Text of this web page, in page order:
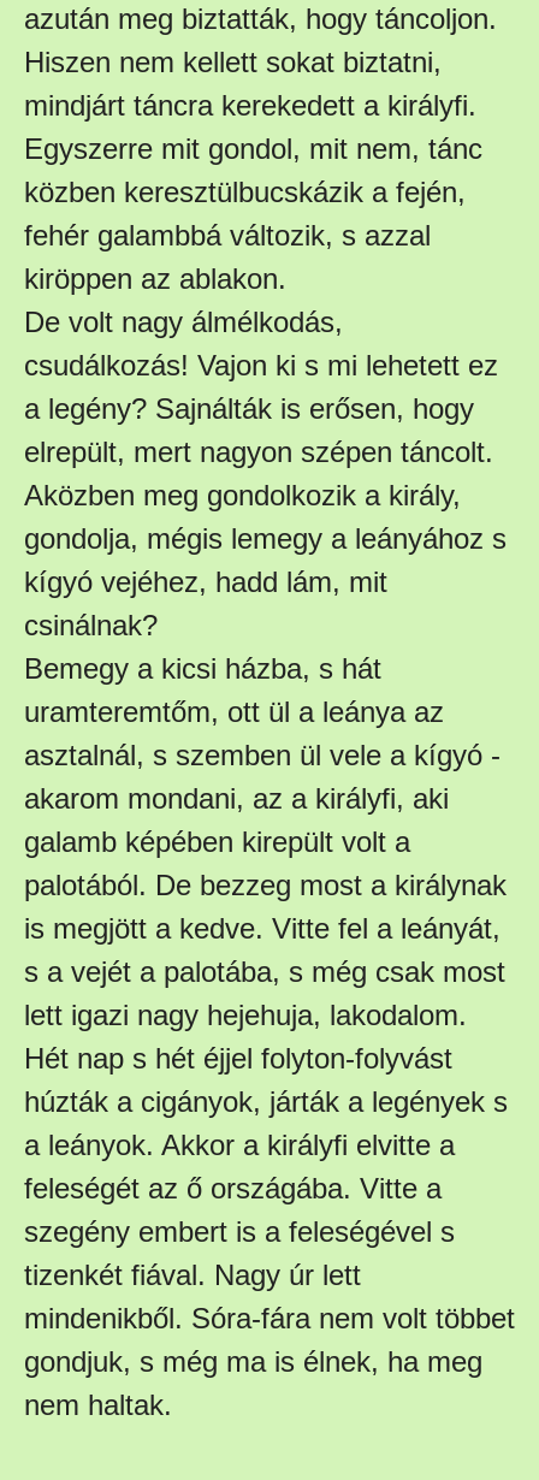
azután meg biztatták, hogy táncoljon.
Hiszen nem kellett sokat biztatni,
mindjárt táncra kerekedett a királyfi.
Egyszerre mit gondol, mit nem, tánc
közben keresztülbucskázik a fején,
fehér galambbá változik, s azzal
kiröppen az ablakon.
De volt nagy álmélkodás,
csudálkozás! Vajon ki s mi lehetett ez
a legény? Sajnálták is erősen, hogy
elrepült, mert nagyon szépen táncolt.
Aközben meg gondolkozik a király,
gondolja, mégis lemegy a leányához s
kígyó vejéhez, hadd lám, mit
csinálnak?
Bemegy a kicsi házba, s hát
uramteremtőm, ott ül a leánya az
asztalnál, s szemben ül vele a kígyó -
akarom mondani, az a királyfi, aki
galamb képében kirepült volt a
palotából. De bezzeg most a királynak
is megjött a kedve. Vitte fel a leányát,
s a vejét a palotába, s még csak most
lett igazi nagy hejehuja, lakodalom.
Hét nap s hét éjjel folyton-folyvást
húzták a cigányok, járták a legények s
a leányok. Akkor a királyfi elvitte a
feleségét az ő országába. Vitte a
szegény embert is a feleségével s
tizenkét fiával. Nagy úr lett
mindenikből. Sóra-fára nem volt többet
gondjuk, s még ma is élnek, ha meg
nem haltak.